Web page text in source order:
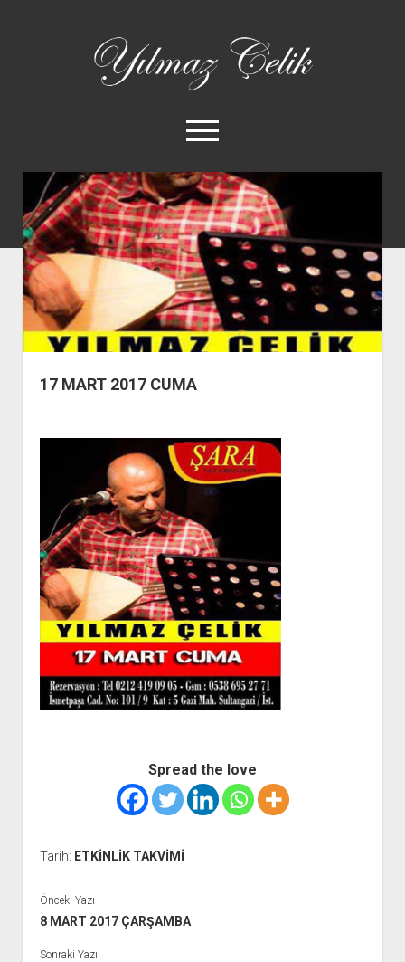
Yılmaz
Çelik
menüyü
aç
twitterfacebookinstagram
ANA SAYFA
KİMDİR?
DİSKOGRAFİ
YAZILAR
VİDEOLAR
BASIN HABERLERİ
İLETİŞİM
17 MART 2017 CUMA
Spread the love
Tarih: ETKİNLİK TAKVİMİ
Önceki Yazı
8 MART 2017 ÇARŞAMBA
Sonraki Yazı